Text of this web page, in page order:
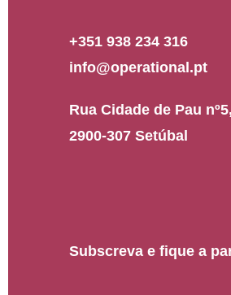
+351 938 234 316
info@operational.pt
Rua Cidade de Pau
2900-307 Setúbal
Subscreva e fique a